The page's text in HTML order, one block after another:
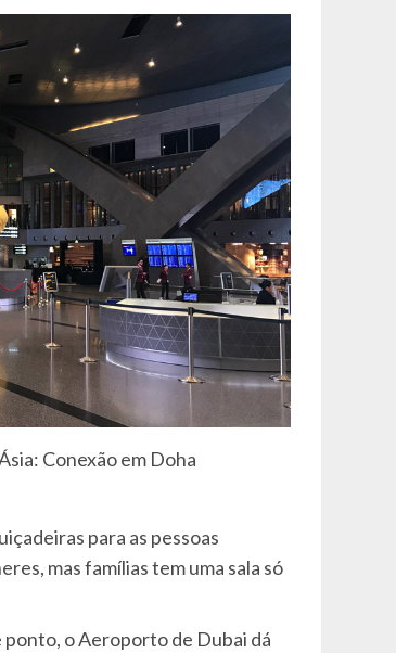
Conexão em Doha
para as pessoas
mas famílias tem uma sala só
ponto, o Aeroporto de Dubai dá